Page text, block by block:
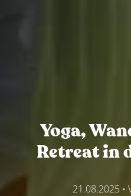
Yoga,
Retreat in
21.08.2025 •